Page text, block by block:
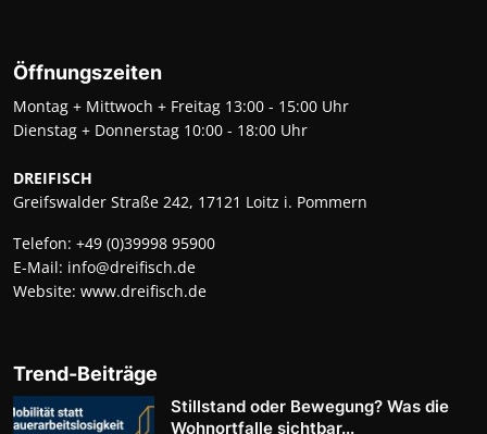
Öffnungszeiten
Montag + Mittwoch + Freitag 13:00 - 15:00 Uhr
Dienstag + Donnerstag 10:00 - 18:00 Uhr
DREIFISCH
Greifswalder Straße 242, 17121 Loitz i. Pommern
Telefon: +49 (0)39998 95900
E-Mail: info@dreifisch.de
Website: www.dreifisch.de
Trend-Beiträge
Stillstand oder Bewegung? Was die
Wohnortfalle sichtbar...